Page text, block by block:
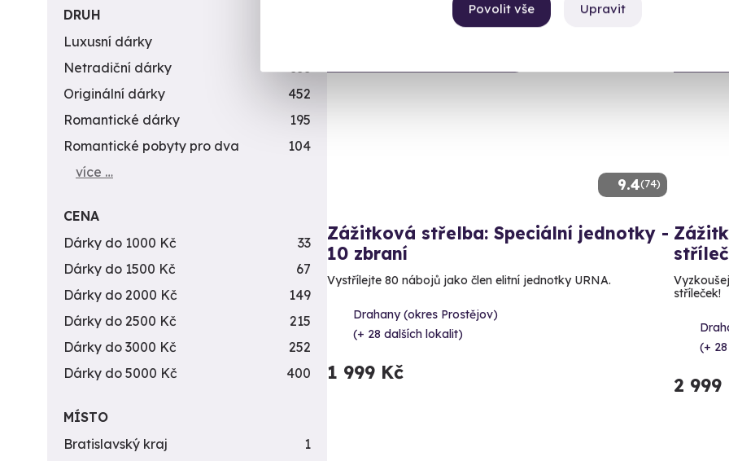
Upravit
Povolit vše
9.4(74)
Zážitková střelba: Speciální jednotky -
10 zbraní
Vystřílejte 80 nábojů jako člen elitní jednotky URNA.
Drahany (okres Prostějov)
(+ 28 dalších lokalit)
1 999 Kč
stříleček!
(+
2 999
DRUH
Luxusní dárky
Netradiční dárky
353
Originální dárky
452
Romantické dárky
195
Romantické pobyty pro dva
104
více …
CENA
Dárky do 1000 Kč
33
Dárky do 1500 Kč
67
Dárky do 2000 Kč
149
Dárky do 2500 Kč
215
Dárky do 3000 Kč
252
Dárky do 5000 Kč
400
MÍSTO
Bratislavský kraj
1